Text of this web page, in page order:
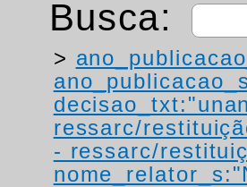
Busca:
>
ressarc/
- ressarc/